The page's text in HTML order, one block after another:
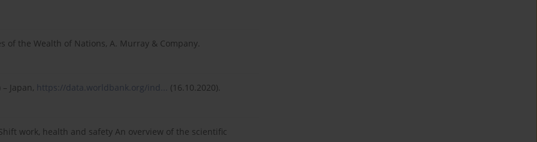
of the Wealth of Nations, A. Murray & Company.
Japan, https://data.worldbank.org/ind...
(16.10.2020).
Shift work, health and safety An overview of the scientific